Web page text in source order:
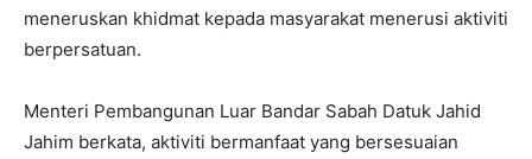
meneruskan khidmat kepada masyarakat menerusi aktiviti
berpersatuan.
Menteri Pembangunan Luar Bandar Sabah Datuk Jahid
Jahim berkata, aktiviti bermanfaat yang bersesuaian